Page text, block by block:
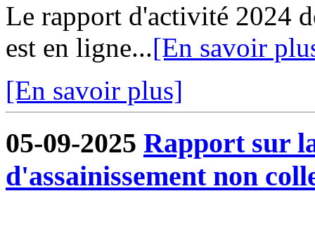
Le rapport d'activité 2024
est en ligne...[En savoir
[En savoir plus]
05-09-2025 Rapport sur
d'assainissement non